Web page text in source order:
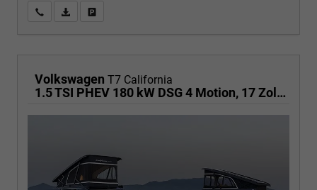
Wir rufen Sie anPDF-Fahrzeugexposé drucken
Volkswagen T7 California
1.5 TSI PHEV 180 kW DSG 4 Motion, 17 Zoll Fahrwerk, Sitze 4, Leichtmetallfelgen Zoll, Markise mit Schiene und Gehäuse links, Klima, 5 Jahre Werksgarantie,